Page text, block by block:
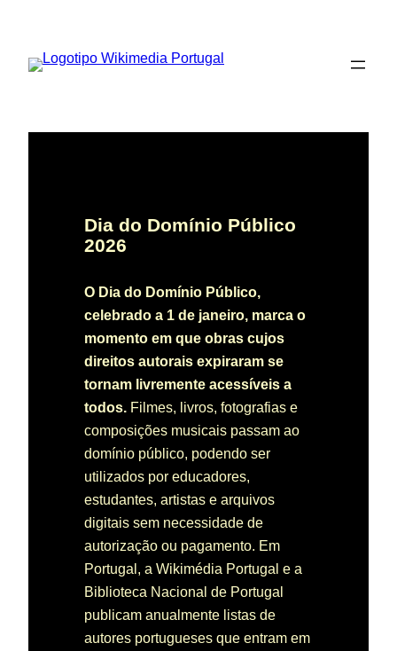
Dia do Domínio Público
2026
O Dia do Domínio Público,
celebrado a 1 de janeiro, marca o
momento em que obras cujos
direitos autorais expiraram se
tornam livremente acessíveis a
todos. Filmes, livros, fotografias e
composições musicais passam ao
domínio público, podendo ser
utilizados por educadores,
estudantes, artistas e arquivos
digitais sem necessidade de
autorização ou pagamento. Em
Portugal, a Wikimédia Portugal e a
Biblioteca Nacional de Portugal
publicam anualmente listas de
autores portugueses que entram em